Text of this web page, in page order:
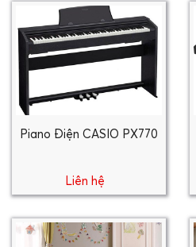
Piano Điện CASIO PX770
Liên hệ